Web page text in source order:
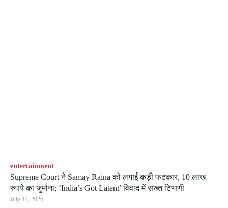
entertainment
Supreme Court ने Samay Raina को लगाई कड़ी फटकार, 10 लाख
रुपये का जुर्माना; ‘India’s Got Latent’ विवाद में सख्त टिप्पणी
July 14, 2026